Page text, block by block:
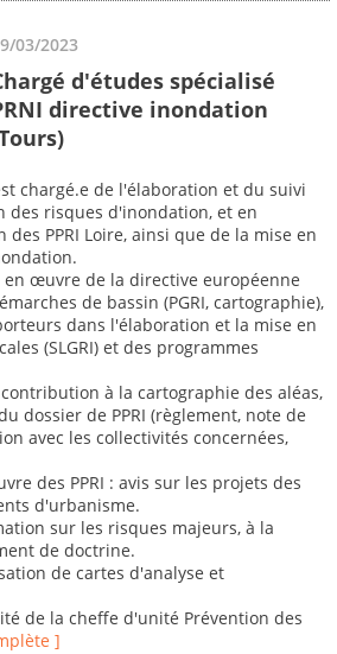
03/2023
d'études spécialisé
directive inondation
chargé.e de l'élaboration et du suivi
des risques d'inondation, et en
PPRI Loire, ainsi que de la mise en
œuvre de la directive européenne
de bassin (PGRI, cartographie),
dans l'élaboration et la mise en
(SLGRI) et des programmes
à la cartographie des aléas,
dossier de PPRI (règlement, note de
avec les collectivités concernées,
des PPRI : avis sur les projets des
d'urbanisme.
sur les risques majeurs, à la
de doctrine.
de cartes d'analyse et
de la cheffe d'unité Prévention des
]